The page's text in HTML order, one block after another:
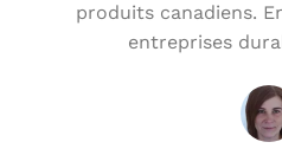
produits canadiens.
entreprises